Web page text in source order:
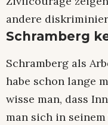
andere
Schramberg
Schramberg als
habe schon lange
wisse man, dass
man sich in